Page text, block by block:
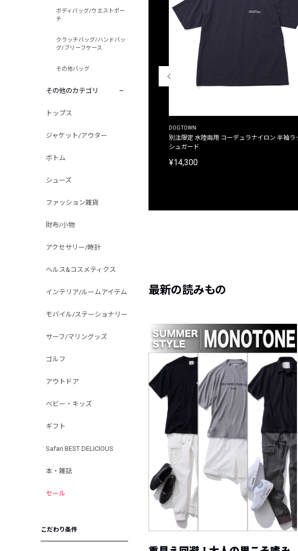
ボディバッグ/ウエストポー
チ
クラッチバッグ/ハンドバッ
グ/ブリーフケース
その他バッグ
その他のカテゴリ
トップス
ジャケット/アウター
ボトム
シューズ
ファッション雑貨
財布/小物
アクセサリー/時計
ヘルス&コスメティクス
インテリア/ルームアイテム
モバイル/ステーショナリー
サーフ/マリングッズ
ゴルフ
アウトドア
ベビー・キッズ
ギフト
Safari BEST DELICIOUS
本・雑誌
セール
こだわり条件
別注限定 ピグメントダイ バックプリント サーフ
DOGTOWN
別注限定 水陸両用 コーデュラナイロン 半袖ラ
シュガード
¥14,300
最新の読みもの